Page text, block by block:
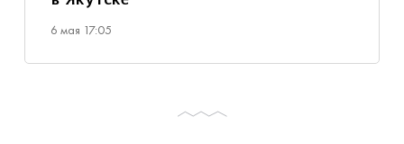
6 мая 17:05